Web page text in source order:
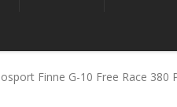
Finne G-10 Free Race 380